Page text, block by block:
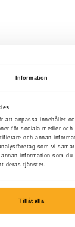
Information
att anpassa innehållet
för sociala medier
och annan
som vi
information som
deras tjänster.
Tillåt alla